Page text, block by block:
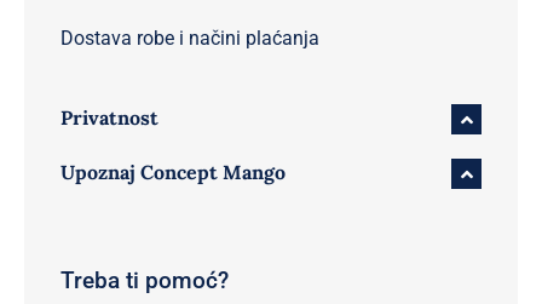
Dostava robe i načini plaćanja
Privatnost
Upoznaj Concept Mango
Treba ti pomoć?